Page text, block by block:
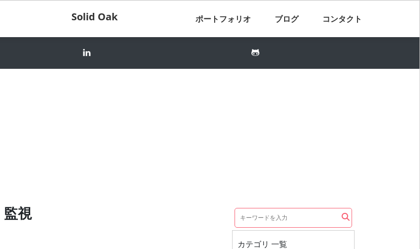
Solid Oak ポートフォリオ ブログ コンタクト
監視
カテゴリ 一覧